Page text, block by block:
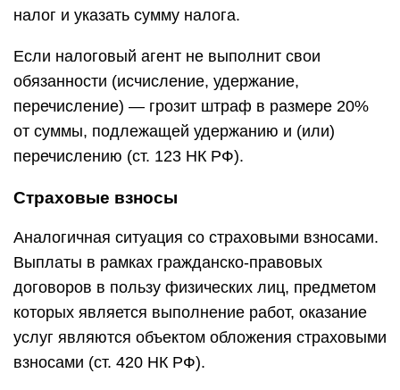
налог и указать сумму налога.
Если налоговый агент не выполнит свои
обязанности (исчисление, удержание,
перечисление) — грозит штраф в размере 20%
от суммы, подлежащей удержанию и (или)
перечислению (ст. 123 НК РФ).
Страховые взносы
Аналогичная ситуация со страховыми взносами.
Выплаты в рамках гражданско-правовых
договоров в пользу физических лиц, предметом
которых является выполнение работ, оказание
услуг являются объектом обложения страховыми
взносами (ст. 420 НК РФ).